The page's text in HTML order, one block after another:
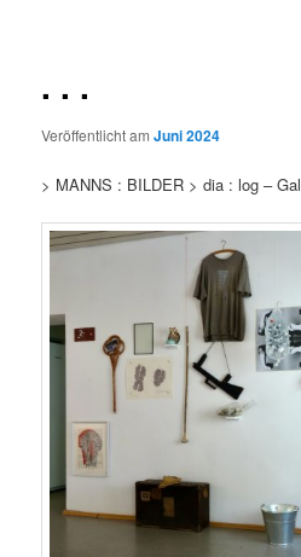
. . .
Veröffentlicht amJuni 2024
> MANNS : BILDER > dia : log –